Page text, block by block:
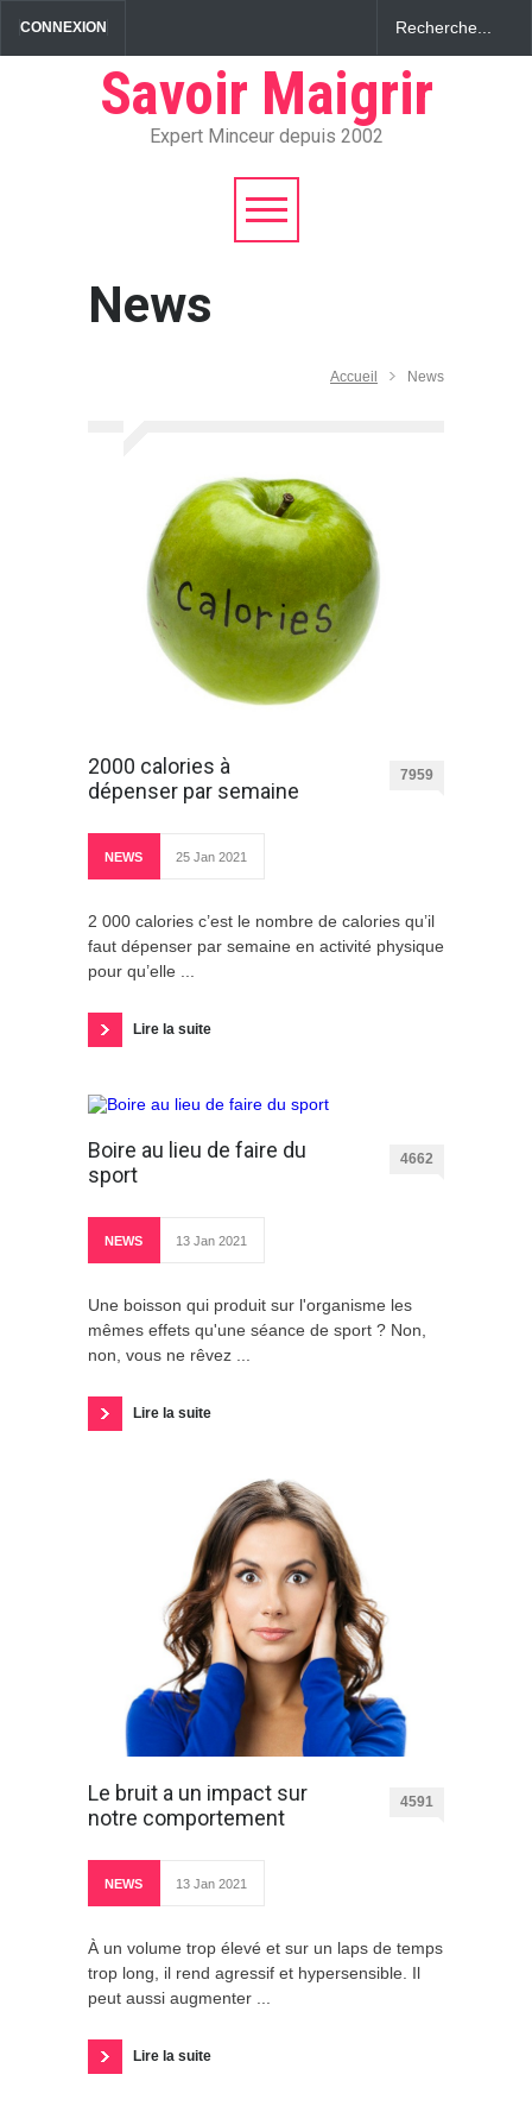
CONNEXION
Savoir Maigrir
Expert Minceur depuis 2002
News
Accueil News
2000 calories à
dépenser par semaine
7959
NEWS 25 Jan 2021
2 000 calories c’est le nombre de calories qu’il
faut dépenser par semaine en activité physique
pour qu’elle ...
Lire la suite
Boire au lieu de faire du
sport
4662
NEWS 13 Jan 2021
Une boisson qui produit sur l'organisme les
mêmes effets qu'une séance de sport ? Non,
non, vous ne rêvez ...
Lire la suite
Le bruit a un impact sur
notre comportement
4591
NEWS 13 Jan 2021
À un volume trop élevé et sur un laps de temps
trop long, il rend agressif et hypersensible. Il
peut aussi augmenter ...
Lire la suite